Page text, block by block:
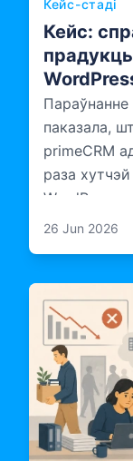
Кейс-стаді
Кейс:
паказала,
primeCRM
раза
WordPress,
хутчэйшай у
26 Jun 2026